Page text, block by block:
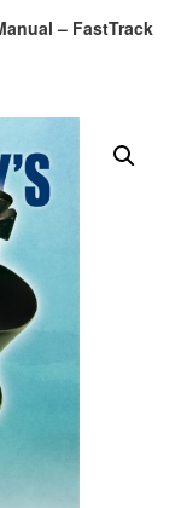
– FastTrack